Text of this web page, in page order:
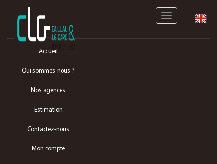
Toggle
Accueil
Qui sommes-nous ?
Nos agences
Estimation
Contactez-nous
Mon compte